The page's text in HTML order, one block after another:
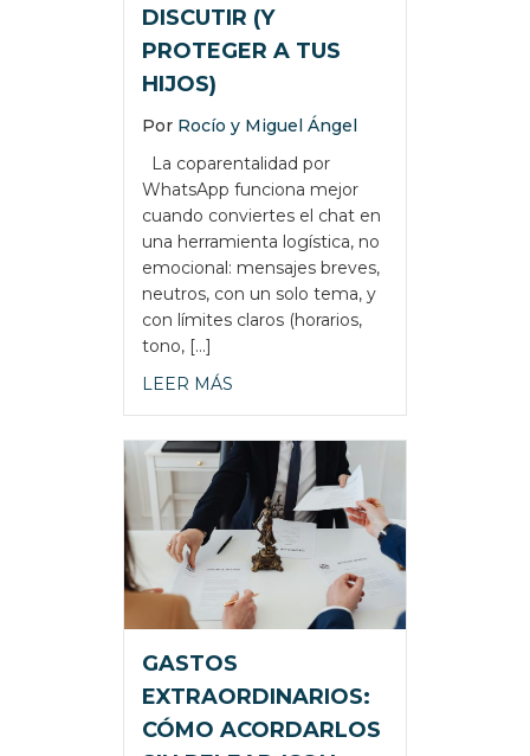
DISCUTIR (Y
PROTEGER A TUS
HIJOS)
Por Rocío y Miguel Ángel
La coparentalidad por
WhatsApp funciona mejor
cuando conviertes el chat en
una herramienta logística, no
emocional: mensajes breves,
neutros, con un solo tema, y
con límites claros (horarios,
tono, […]
LEER MÁS
GASTOS
EXTRAORDINARIOS:
CÓMO ACORDARLOS